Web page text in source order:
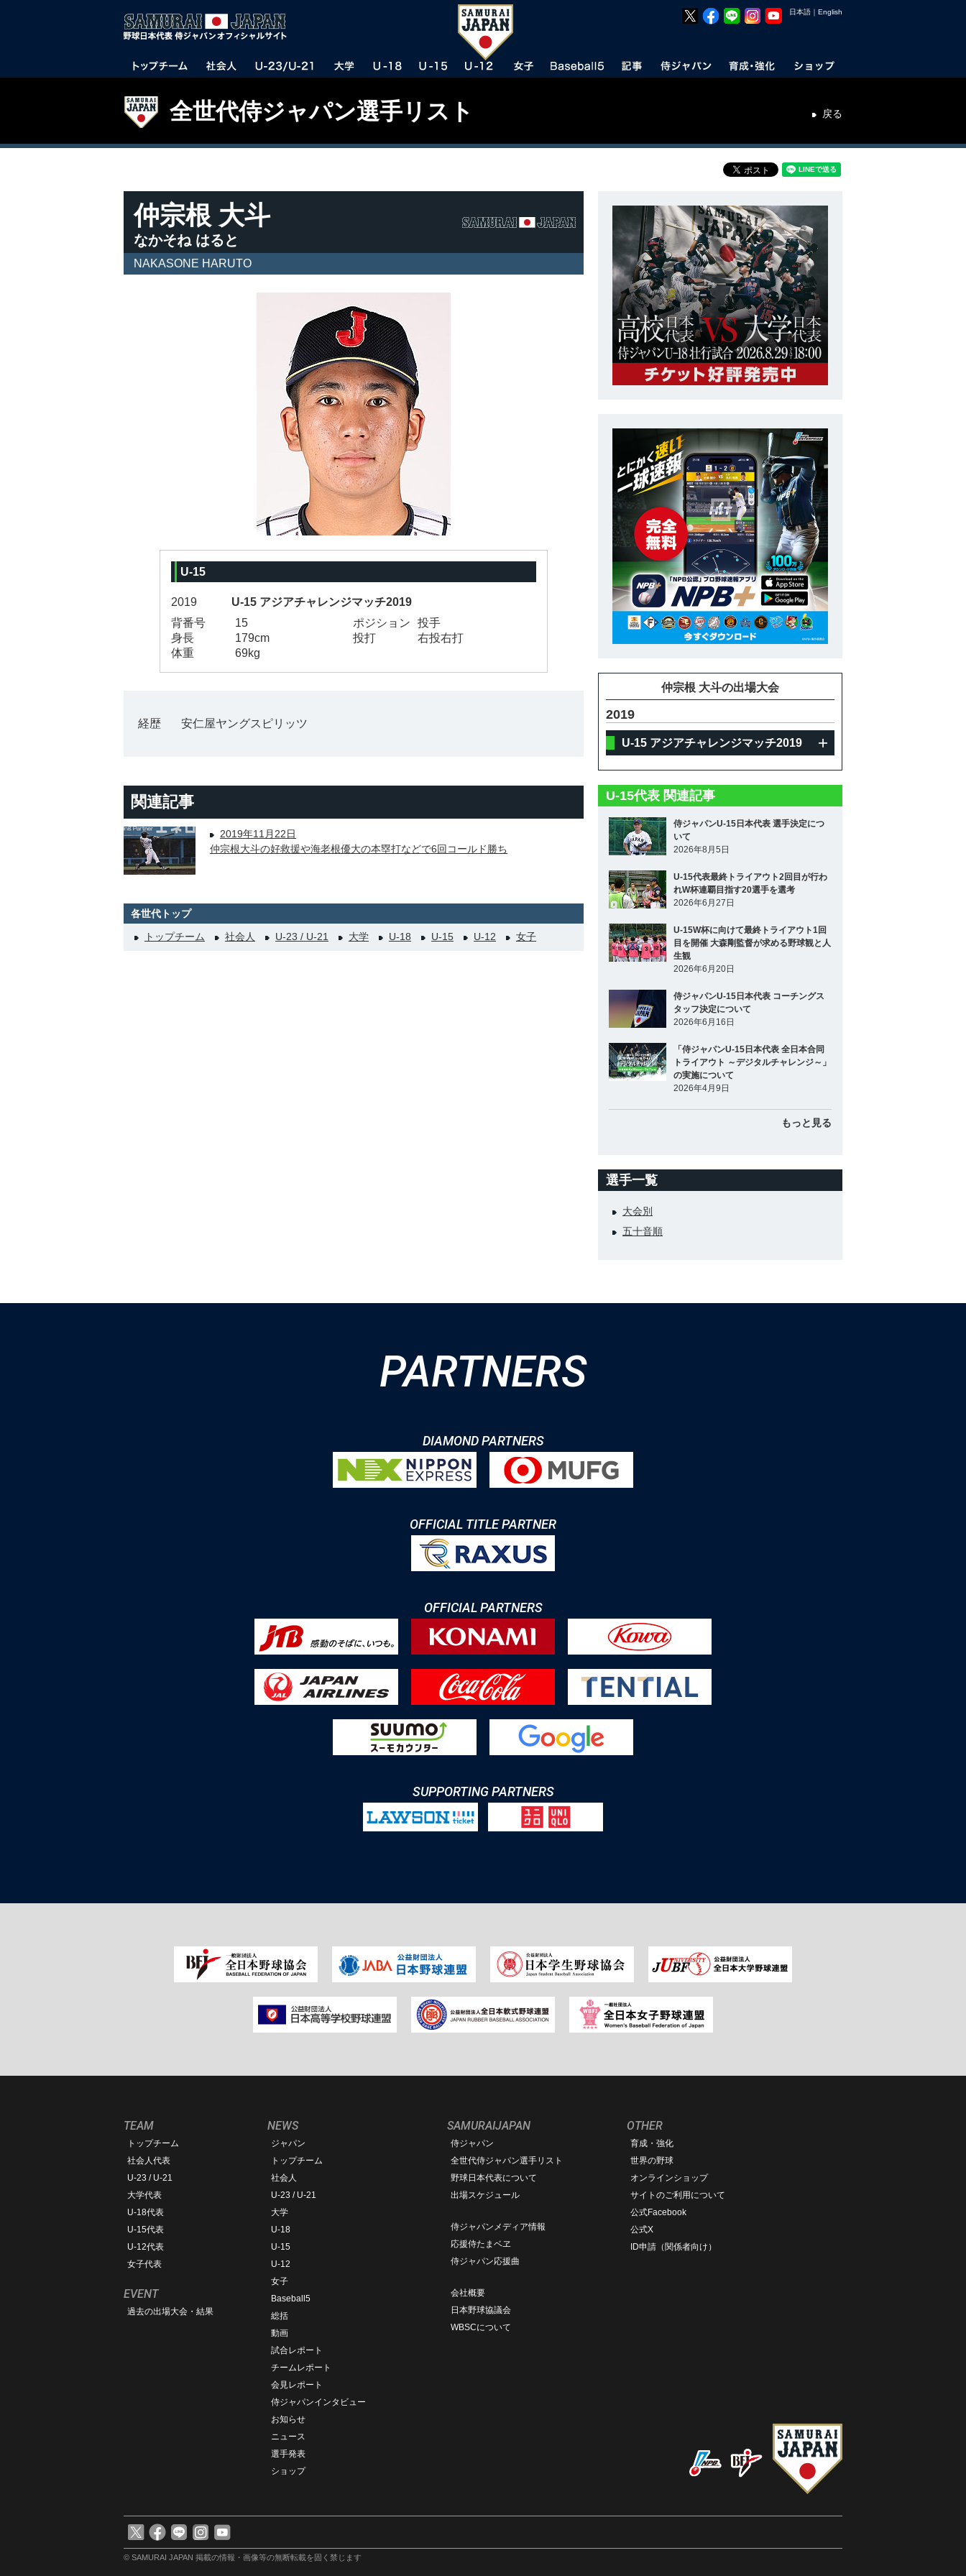
日本語 ｜ English
全世代侍ジャパン選手リスト 戻る
仲宗根 大斗
なかそね はると
NAKASONE HARUTO
U-15
2019
U-15 アジアチャレンジマッチ2019
背番号
15 ポジション
投手
身長
179cm 投打
右投右打
体重
69kg
経歴 安仁屋ヤングスピリッツ
関連記事
2019年11月22日
仲宗根大斗の好救援や海老根優大の本塁打などで6回コールド勝ち
各世代トップ
トップチーム
社会人 U-23 / U-21 大学 U-18 U-15 U-12 女子
仲宗根 大斗の出場大会
2019
U-15 アジアチャレンジマッチ2019
U-15代表 関連記事
侍ジャパンU-15日本代表 選手決定につ
いて
2026年8月5日
U-15代表最終トライアウト2回目が行わ
れW杯連覇目指す20選手を選考
2026年6月27日
U-15W杯に向けて最終トライアウト1回
目を開催 大森剛監督が求める野球観と人
生観
2026年6月20日
侍ジャパンU-15日本代表 コーチングス
タッフ決定について
2026年6月16日
「侍ジャパンU-15日本代表 全日本合同
トライアウト ～デジタルチャレンジ～」
の実施について
2026年4月9日
もっと見る
選手一覧
大会別
五十音順
PARTNERS
DIAMOND PARTNERS
OFFICIAL TITLE PARTNER
OFFICIAL PARTNERS
SUPPORTING PARTNERS
TEAM
トップチーム
社会人代表
U-23 / U-21
大学代表
U-18代表
U-15代表
U-12代表
女子代表
EVENT
過去の出場大会・結果
NEWS
ジャパン
トップチーム
社会人
U-23 / U-21
大学
U-18
U-15
U-12
女子
Baseball5
総括
動画
試合レポート
チームレポート
会見レポート
侍ジャパンインタビュー
お知らせ
ニュース
選手発表
ショップ
SAMURAIJAPAN
侍ジャパン
全世代侍ジャパン選手リスト
野球日本代表について
出場スケジュール
侍ジャパンメディア情報
応援侍たまベヱ
侍ジャパン応援曲
会社概要
日本野球協議会
WBSCについて
OTHER
育成・強化
世界の野球
オンラインショップ
サイトのご利用について
公式Facebook
公式X
ID申請（関係者向け）
© SAMURAI JAPAN 掲載の情報・画像等の無断転載を固く禁じます